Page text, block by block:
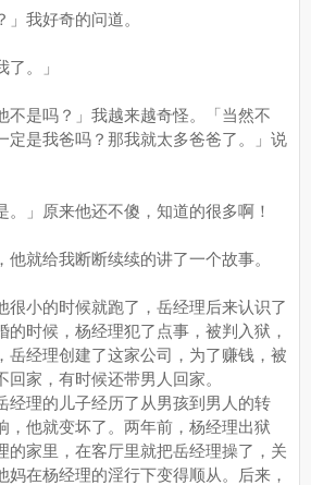
我好奇的问道。
。」
是吗？」我越来越奇怪。「当然不
定是我爸吗？那我就太多爸爸了。」说
」原来他还不傻，知道的很多啊！
就给我断断续续的讲了一个故事。
小的时候就跑了，岳经理后来认识了
的时候，杨经理犯了点事，被判入狱，
岳经理创建了这家公司，为了赚钱，被
家，有时候还带男人回家。
理的儿子经历了从男孩到男人的转
，他就变坏了。两年前，杨经理出狱
的家里，在客厅里就把岳经理操了，关
妈在杨经理的淫行下变得顺从。后来，